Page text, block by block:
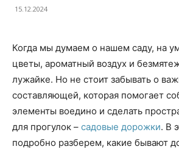
15.12.2024
Когда мы думаем о нашем саду, на
цветы, ароматный воздух и
лужайке. Но не стоит забывать о
составляющей, которая помогает
элементы воедино и сделать
для прогулок – садовые дорожки. В
подробно разберем, какие бывают